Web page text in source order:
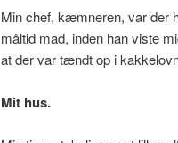
Min chef, kæmneren, var der
måltid mad, inden han viste
at der var tændt op i
Mit hus.